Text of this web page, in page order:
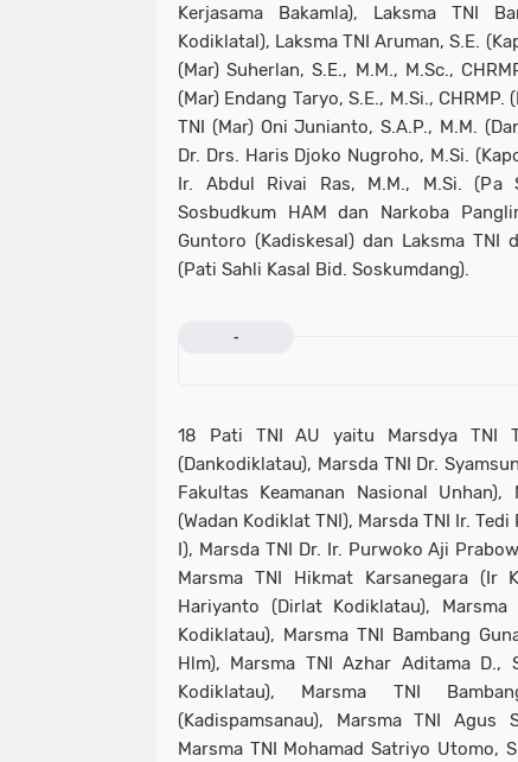
Kerjasama Bakamla), Laksma TNI
Kodiklatal), Laksma TNI Aruman, S.E.
(Mar) Suherlan, S.E., M.M., M.Sc.,
(Mar) Endang Taryo, S.E., M.Si.,
TNI (Mar) Oni Junianto, S.A.P., M.M.
Dr. Drs. Haris Djoko Nugroho, M.Si.
Ir. Abdul Rivai Ras, M.M., M.Si.
Sosbudkum HAM dan Narkoba
Guntoro (Kadiskesal) dan Laksma TNI
(Pati Sahli Kasal Bid. Soskumdang).
-
18 Pati TNI AU yaitu Marsdya TNI
(Dankodiklatau), Marsda TNI Dr.
Fakultas Keamanan Nasional
(Wadan Kodiklat TNI), Marsda TNI Ir.
I), Marsda TNI Dr. Ir. Purwoko Aji
Marsma TNI Hikmat Karsanegara (Ir
Hariyanto (Dirlat Kodiklatau),
Kodiklatau), Marsma TNI Bambang
Hlm), Marsma TNI Azhar Aditama D.,
Kodiklatau), Marsma TNI
(Kadispamsanau), Marsma TNI Agus
Marsma TNI Mohamad Satriyo Utomo,